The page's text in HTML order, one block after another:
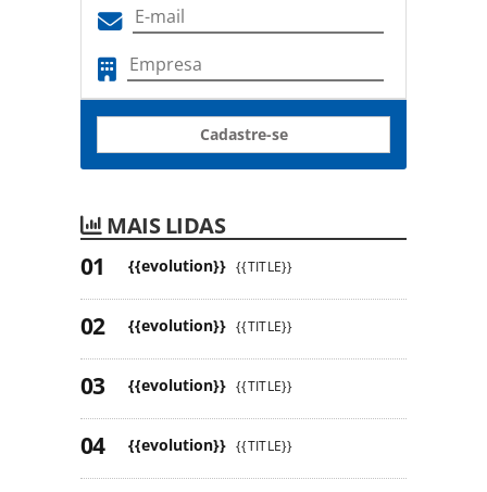
Cadastre-se
MAIS LIDAS
{{evolution}} {{TITLE}}
{{evolution}} {{TITLE}}
{{evolution}} {{TITLE}}
{{evolution}} {{TITLE}}